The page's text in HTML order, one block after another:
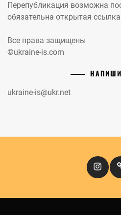
Перепубликация возможна
обязательна открытая
Все права защищены
©ukraine-is.com
ukraine-is@ukr.net